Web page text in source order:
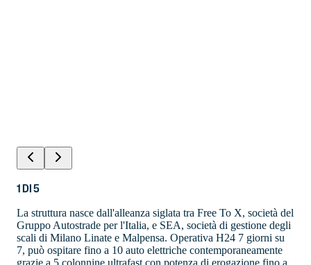
1DI5
La struttura nasce dall'alleanza siglata tra Free To X, società del
Gruppo Autostrade per l'Italia, e SEA, società di gestione degli
scali di Milano Linate e Malpensa. Operativa H24 7 giorni su
7, può ospitare fino a 10 auto elettriche contemporaneamente
grazie a 5 colonnine ultrafast con potenza di erogazione fino a